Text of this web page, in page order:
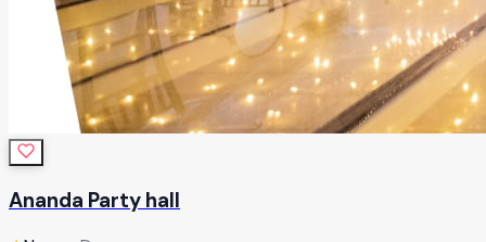
Ananda Party hall